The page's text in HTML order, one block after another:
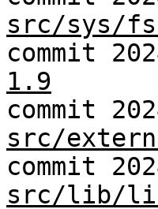
src/sys/
commit
1.9
commit
src/
commit
src/lib/